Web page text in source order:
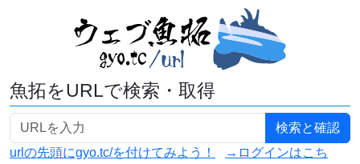
魚拓をURLで検索・取得
urlの先頭にgyo.tc/を付けてみよう！
→ログインはこち